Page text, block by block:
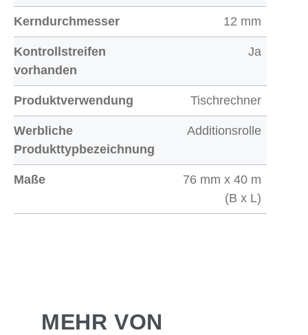
Kerndurchmesser 12 mm
Kontrollstreifen
vorhanden
Ja
Produktverwendung Tischrechner
Werbliche
Produkttypbezeichnung
Additionsrolle
Maße
76 mm x 40 m
(B x L)
MEHR VON